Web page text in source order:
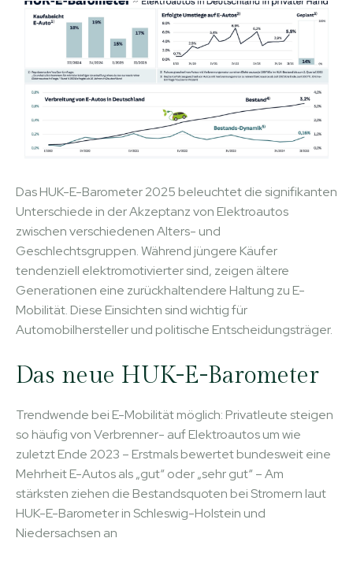
Das HUK-E-Barometer 2025 beleuchtet die signifikanten
Unterschiede in der Akzeptanz von Elektroautos
zwischen verschiedenen Alters- und
Geschlechtsgruppen. Während jüngere Käufer
tendenziell elektromotivierter sind, zeigen ältere
Generationen eine zurückhaltendere Haltung zu E-
Mobilität. Diese Einsichten sind wichtig für
Automobilhersteller und politische Entscheidungsträger.
Das neue HUK-E-Barometer
Trendwende bei E-Mobilität möglich: Privatleute steigen
so häufig von Verbrenner- auf Elektroautos um wie
zuletzt Ende 2023 – Erstmals bewertet bundesweit eine
Mehrheit E-Autos als „gut“ oder „sehr gut“ – Am
stärksten ziehen die Bestandsquoten bei Stromern laut
HUK-E-Barometer in Schleswig-Holstein und
Niedersachsen an